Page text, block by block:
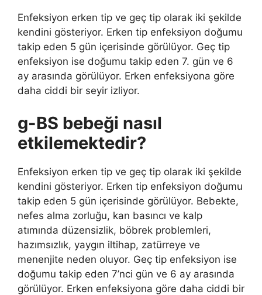
Enfeksiyon erken tip ve geç tip olarak iki şekilde
kendini gösteriyor. Erken tip enfeksiyon doğumu
takip eden 5 gün içerisinde görülüyor. Geç tip
enfeksiyon ise doğumu takip eden 7. gün ve 6
ay arasında görülüyor. Erken enfeksiyona göre
daha ciddi bir seyir izliyor.
g-BS bebeği nasıl
etkilemektedir?
Enfeksiyon erken tip ve geç tip olarak iki şekilde
kendini gösteriyor. Erken tip enfeksiyon doğumu
takip eden 5 gün içerisinde görülüyor. Bebekte,
nefes alma zorluğu, kan basıncı ve kalp
atımında düzensizlik, böbrek problemleri,
hazımsızlık, yaygın iltihap, zatürreye ve
menenjite neden oluyor. Geç tip enfeksiyon ise
doğumu takip eden 7’nci gün ve 6 ay arasında
görülüyor. Erken enfeksiyona göre daha ciddi bir